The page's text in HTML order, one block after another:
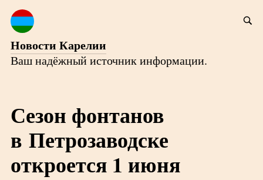
Новости Карелии
Ваш надёжный источник информации.
Сезон фонтанов
в Петрозаводске
откроется 1 июня